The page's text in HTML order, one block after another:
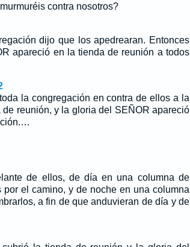
contra nosotros?
dijo que los apedrearan. Entonces
apareció en la tienda de reunión a todos
la congregación en contra de ellos a la
de reunión, y la gloria del SEÑOR apareció
de ellos, de día en una columna de
por el camino, y de noche en una columna
a fin de que anduvieran de día y de